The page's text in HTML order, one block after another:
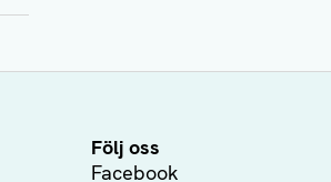
Följ oss
Facebook